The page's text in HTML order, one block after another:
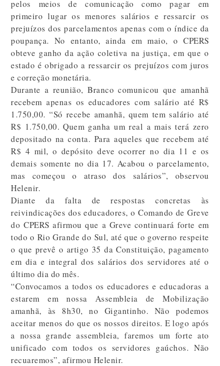
pelos meios de comunicação como pagar em
primeiro lugar os menores salários e ressarcir os
prejuízos dos parcelamentos apenas com o índice da
poupança. No entanto, ainda em maio, o CPERS
obteve ganho da ação coletiva na justiça, em que o
estado é obrigado a ressarcir os prejuízos com juros
e correção monetária.
Durante a reunião, Branco comunicou que amanhã
recebem apenas os educadores com salário até R$
1.750,00. “Só recebe amanhã, quem tem salário até
R$ 1.750,00. Quem ganha um real a mais terá zero
depositado na conta. Para aqueles que recebem até
R$ 4 mil, o depósito deve ocorrer no dia 11 e os
demais somente no dia 17. Acabou o parcelamento,
mas começou o atraso dos salários”, observou
Helenir.
Diante da falta de respostas concretas às
reivindicações dos educadores, o Comando de Greve
do CPERS afirmou que a Greve continuará forte em
todo o Rio Grande do Sul, até que o governo respeite
o que prevê o artigo 35 da Constituição, pagamento
em dia e integral dos salários dos servidores até o
último dia do mês.
“Convocamos a todos os educadores e educadoras a
estarem em nossa Assembleia de Mobilização
amanhã, às 8h30, no Gigantinho. Não podemos
aceitar menos do que os nossos direitos. E logo após
a nossa grande assembleia, faremos um forte ato
unificado com todos os servidores gaúchos. Não
recuaremos”, afirmou Helenir.